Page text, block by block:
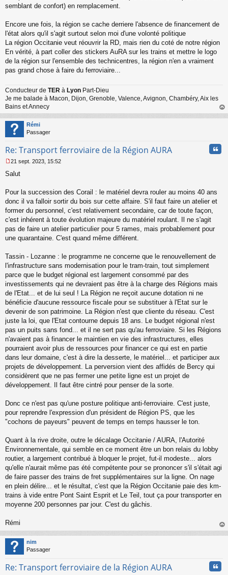
semblant de confort) en remplacement.
Encore une fois, la région se cache derriere l'absence de financement de
l'état alors qu'il s'agit surtout selon moi d'une volonté politique
La région Occitanie veut réouvrir la RD, mais rien du coté de notre région
En vérité, à part coller des stickers AuRA sur les trains et mettre le logo
de la région sur l'ensemble des technicentres, la région n'en a vraiment
pas grand chose à faire du ferroviaire...
Conducteur de TER à Lyon Part-Dieu
Je me balade à Macon, Dijon, Grenoble, Valence, Avignon, Chambéry, Aix les
Bains et Annecy
au
Rémi
Passager
Re: Transport ferroviaire de la Région AURA
e
s
g
e
n
o
n
21 sept. 2023, 15:52
Salut
Pour la succession des Corail : le matériel devra rouler au moins 40 ans
donc il va falloir sortir du bois sur cette affaire. S'il faut faire un atelier et
former du personnel, c'est relativement secondaire, car de toute façon,
c'est inhérent à toute évolution majeure du matériel roulant. Il ne s'agit
pas de faire un atelier particulier pour 5 rames, mais probablement pour
une quarantaine. C'est quand même différent.
Tassin - Lozanne : le programme ne concerne que le renouvellement de
l'infrastructure sans modernisation pour le tram-train, tout simplement
parce que le budget régional est largement consommé par des
investissements qui ne devraient pas être à la charge des Régions mais
de l'Etat... et de lui seul ! La Région ne reçoit aucune dotation ni ne
bénéficie d'aucune ressource fiscale pour se substituer à l'Etat sur le
devenir de son patrimoine. La Région n'est que cliente du réseau. C'est
juste la loi, que l'Etat contourne depuis 18 ans. Le budget régional n'est
pas un puits sans fond... et il ne sert pas qu'au ferroviaire. Si les Régions
n'avaient pas à financer le maintien en vie des infrastructures, elles
pourraient avoir plus de ressources pour financer ce qui est en partie
dans leur domaine, c'est à dire la desserte, le matériel... et participer aux
projets de développement. La perversion vient des affidés de Bercy qui
considèrent que ne pas fermer une petite ligne est un projet de
développement. Il faut être cintré pour penser de la sorte.
Donc ce n'est pas qu'une posture politique anti-ferroviaire. C'est juste,
pour reprendre l'expression d'un président de Région PS, que les
"cochons de payeurs" peuvent de temps en temps hausser le ton.
Quant à la rive droite, outre le décalage Occitanie / AURA, l'Autorité
Environnementale, qui semble en ce moment être un bon relais du lobby
routier, a largement contribué à bloquer le projet, fut-il modeste... alors
qu'elle n'aurait même pas été compétente pour se prononcer s'il s'était agi
de faire passer des trains de fret supplémentaires sur la ligne. On nage
en plein délire... et le résultat, c'est que la Région Occitanie paie des km-
trains à vide entre Pont Saint Esprit et Le Teil, tout ça pour transporter en
moyenne 200 personnes par jour. C'est du gâchis.
Rémi
au
nim
Passager
Re: Transport ferroviaire de la Région AURA